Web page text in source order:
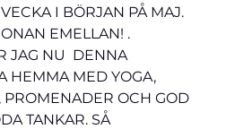
I BÖRJAN PÅ MAJ.
EMELLAN! .
JAG NU  DENNA
HEMMA MED YOGA,
PROMENADER OCH GOD
TANKAR. SÅ